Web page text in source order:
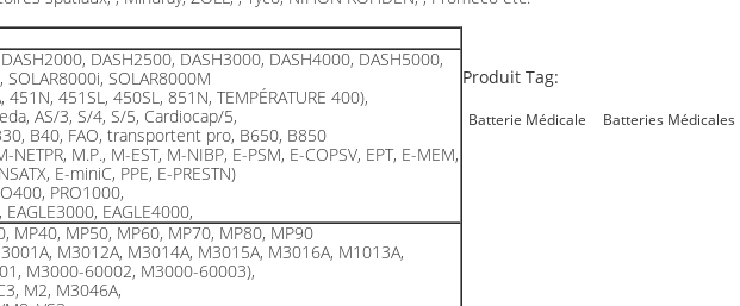
DASH2500, DASH3000, DASH4000, DASH5000,
SOLAR8000i, SOLAR8000M
451N, 451SL, 450SL, 851N, TEMPÉRATURE 400),
AS/3, S/4, S/5, Cardiocap/5,
B40, FAO, transportent pro, B650, B850
NETPR, M.P., M-EST, M-NIBP, E-PSM, E-COPSV, EPT, E-MEM,
E-miniC, PPE, E-PRESTN)
PRO1000,
EAGLE3000, EAGLE4000,
MP40, MP50, MP60, MP70, MP80, MP90
M3012A, M3014A, M3015A, M3016A, M1013A,
M3000-60002, M3000-60003),
M2, M3046A,
Produit Tag:
Batterie Médicale Batteries Médicales